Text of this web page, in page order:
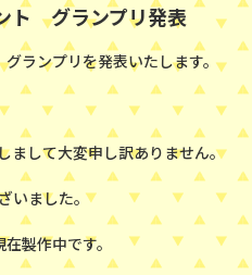
ト グランプリ発表
ランプリを発表いたします。
まして大変申し訳ありません。
いました。
製作中です。